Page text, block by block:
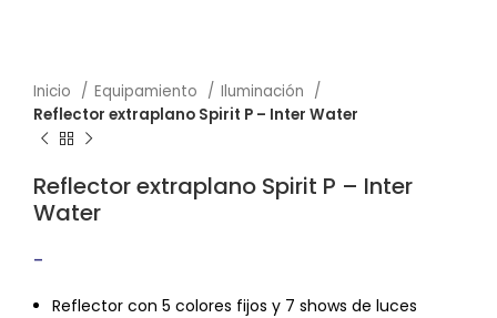
Inicio Equipamiento
Iluminación
Reflector extraplano Spirit P – Inter Water
Reflector extraplano Spirit P – Inter
Water
-
Reflector con 5 colores fijos y 7 shows de luces